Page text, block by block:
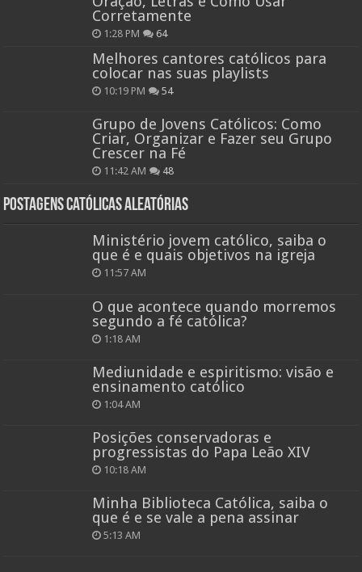
Corretamente
1:28 PM 64
Melhores cantores católicos para
colocar nas suas playlists
10:19 PM 54
Grupo de Jovens Católicos: Como
Criar, Organizar e Fazer seu Grupo
Crescer na Fé
11:42 AM 48
Postagens católicas aleatórias
Ministério jovem católico, saiba o
que é e quais objetivos na igreja
11:57 AM
O que acontece quando morremos
segundo a fé católica?
1:18 AM
Mediunidade e espiritismo: visão e
ensinamento católico
1:04 AM
Posições conservadoras e
progressistas do Papa Leão XIV
10:18 AM
Minha Biblioteca Católica, saiba o
que é e se vale a pena assinar
5:13 AM